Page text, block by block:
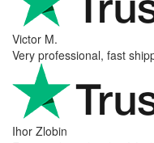
Danilo
Super schnelle Lieferung
Vaarg
Very nice - well done, will
future!